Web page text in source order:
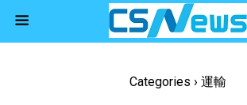
Categories › 運輸